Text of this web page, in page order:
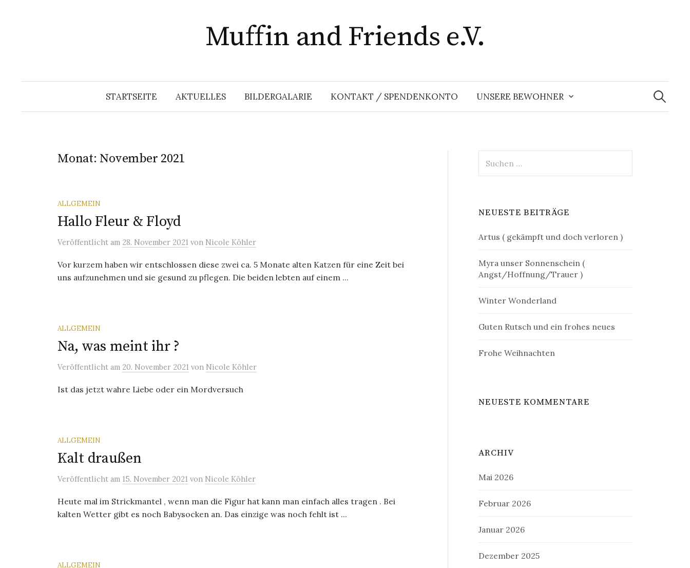
Muffin and Friends e.V.
STARTSEITE AKTUELLES BILDERGALARIE KONTAKT / SPENDENKONTO UNSERE BEWOHNER
Suchen
nach:
Monat: November 2021
ALLGEMEIN
Hallo Fleur & Floyd
Veröffentlicht am 28. November 2021 von Nicole Köhler
Vor kurzem haben wir entschlossen diese zwei ca. 5 Monate alten Katzen für eine Zeit bei
uns aufzunehmen und sie gesund zu pflegen. Die beiden lebten auf einem ...
ALLGEMEIN
Na, was meint ihr ?
Veröffentlicht am 20. November 2021 von Nicole Köhler
Ist das jetzt wahre Liebe oder ein Mordversuch
ALLGEMEIN
Kalt draußen
Veröffentlicht am 15. November 2021 von Nicole Köhler
Heute mal im Strickmantel , wenn man die Figur hat kann man einfach alles tragen . Bei
kalten Wetter gibt es noch Babysocken an. Das einzige was noch fehlt ist ...
ALLGEMEIN
nach:
NEUESTE BEITRÄGE
Artus ( gekämpft und doch verloren )
Myra unser Sonnenschein (
Angst/Hoffnung/Trauer )
Winter Wonderland
Guten Rutsch und ein frohes neues
Frohe Weihnachten
NEUESTE KOMMENTARE
ARCHIV
Mai 2026
Februar 2026
Januar 2026
Dezember 2025